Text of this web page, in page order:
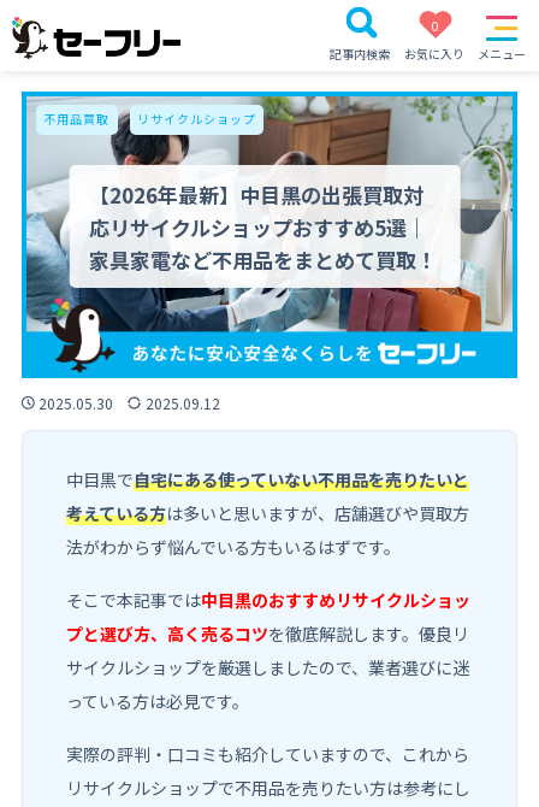
記事内検索
0
お気に入り
メニュー
【2026年最新】中目黒の出張買取対
応リサイクルショップおすすめ5選｜
家具家電など不用品をまとめて買取！
不用品買取 リサイクルショップ
2025.05.30 2025.09.12
中目黒で自宅にある使っていない不用品を売りたいと
考えている方は多いと思いますが、店舗選びや買取方
法がわからず悩んでいる方もいるはずです。
そこで本記事では中目黒のおすすめリサイクルショッ
プと選び方、高く売るコツを徹底解説します。優良リ
サイクルショップを厳選しましたので、業者選びに迷
っている方は必見です。
実際の評判・口コミも紹介していますので、これから
リサイクルショップで不用品を売りたい方は参考にし